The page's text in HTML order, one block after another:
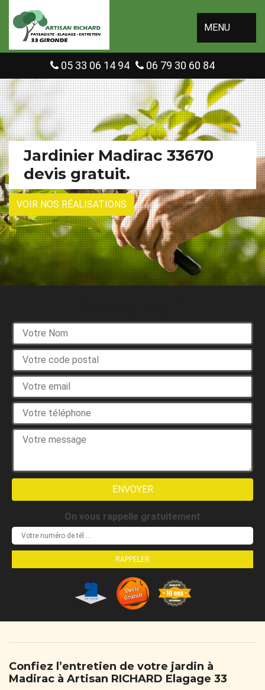
MENU
05 33 06 14 94 06 79 30 60 84
Jardinier Madirac 33670
devis gratuit.
VOIR NOS RÉALISATIONS
On vous rappelle gratuitement
Confiez l’entretien de votre jardin à
Madirac à Artisan RICHARD Elagage 33